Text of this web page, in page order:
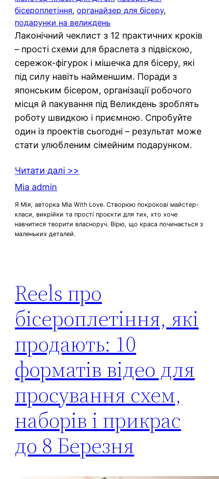
бісероплетіння, органайзер для бісеру
подарунки на великдень
Лаконічний чеклист з 12 практичних кроків
– прості схеми для браслета з підвіскою,
сережок-фігурок і мішечка для бісеру, які
під силу навіть найменшим. Поради з
японським бісером, організації робочого
місця й пакування під Великдень зроблять
роботу швидкою і приємною. Спробуйте
один із проектів сьогодні – результат може
стати улюбленим сімейним подарунком.
Читати далі >>
Mia admin
Я Мія, авторка Mia With Love. Створюю покрокові майстер-
класи, викрійки та прості проєкти для тих, хто хоче
навчитися творити власноруч. Вірю, що краса починається з
маленьких деталей.
Reels про
бісероплетіння, які
продають: 10
форматів відео для
просування схем,
наборів і прикрас
до 8 Березня